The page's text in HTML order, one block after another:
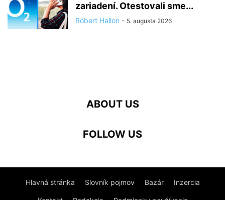
zariadení. Otestovali sme...
Róbert Hallon - 5. augusta 2026
ABOUT US
FOLLOW US
Hlavná stránka Slovník pojmov Bazár Inzercia